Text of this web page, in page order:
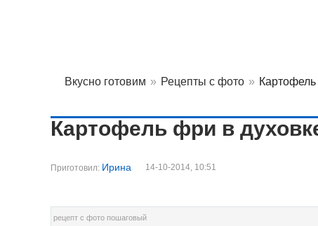
Вкусно готовим » Рецепты с фото »
Картофель фри в
Приготовил: Ирина 14-10-2014, 10:51
рецепт с фото пошаговый